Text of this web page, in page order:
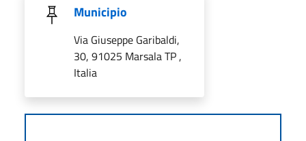
Municipio
Via Giuseppe Garibaldi,
30, 91025 Marsala TP ,
Italia